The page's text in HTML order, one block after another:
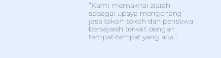
“Kami memaknai ziarah
sebagai upaya mengenang
jasa tokoh-tokoh dan peristiwa
bersejarah terkait dengan
tempat-tempat yang ada.”